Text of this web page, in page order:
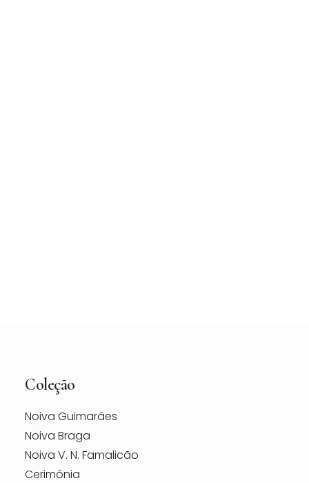
Coleção
Noiva Guimarães
Noiva Braga
Noiva V. N. Famalicão
Cerimónia